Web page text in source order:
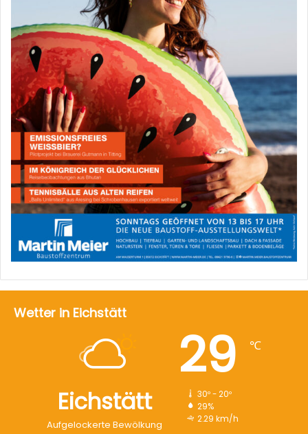
Wetter in Eichstätt
Eichstätt
Aufgelockerte Bewölkung
29 ℃
30º - 20º
29%
2.29 km/h